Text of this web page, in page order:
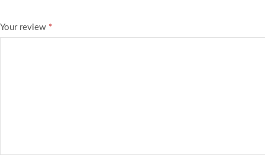
Your review *